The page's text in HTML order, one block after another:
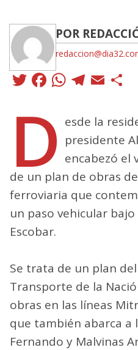
POR
Twitter
Facebook
D esde la
presidente
encabezó el
de un plan de obras
ferroviaria que
un paso vehicular
Escobar.
Se trata de un plan
Transporte de la
obras en las líneas
que también abarca a
Fernando y Malvinas